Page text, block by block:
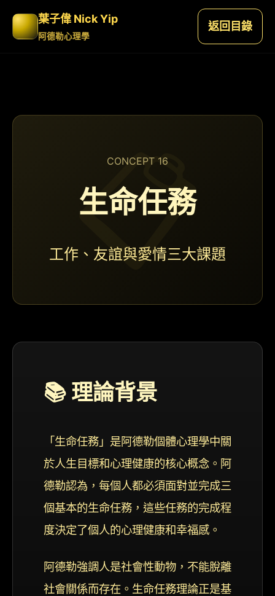
葉子偉 Nick Yip
阿德勒心理學
返回目錄
CONCEPT 16
生命任務
工作、友誼與愛情三大課題
📚 理論背景
「生命任務」是阿德勒個體心理學中關
於人生目標和心理健康的核心概念。阿
德勒認為，每個人都必須面對並完成三
個基本的生命任務，這些任務的完成程
度決定了個人的心理健康和幸福感。
阿德勒強調人是社會性動物，不能脫離
社會關係而存在。生命任務理論正是基